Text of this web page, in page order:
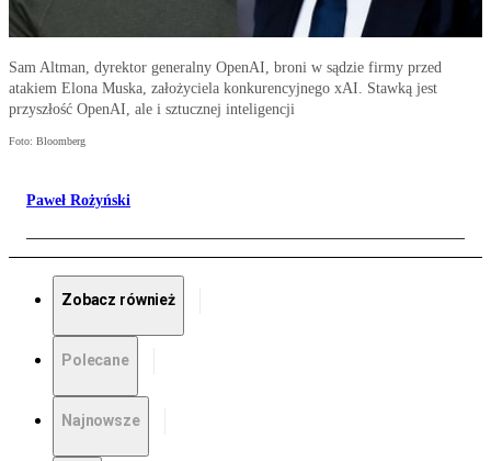
Sam Altman, dyrektor generalny OpenAI, broni w sądzie firmy przed
atakiem Elona Muska, założyciela konkurencyjnego xAI. Stawką jest
przyszłość OpenAI, ale i sztucznej inteligencji
Foto: Bloomberg
Paweł Rożyński
Zobacz również
Polecane
Najnowsze